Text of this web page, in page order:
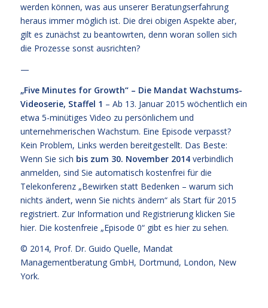
werden können, was aus unserer Beratungserfahrung
heraus immer möglich ist. Die drei obigen Aspekte aber,
gilt es zunächst zu beantowrten, denn woran sollen sich
die Prozesse sonst ausrichten?
—
„Five Minutes for Growth“ – Die Mandat Wachstums-
Videoserie, Staffel 1 – Ab 13. Januar 2015 wöchentlich ein
etwa 5-minütiges Video zu persönlichem und
unternehmerischen Wachstum. Eine Episode verpasst?
Kein Problem, Links werden bereitgestellt. Das Beste:
Wenn Sie sich bis zum 30. November 2014verbindlich
anmelden, sind Sie automatisch kostenfrei für die
Telekonferenz „Bewirken statt Bedenken – warum sich
nichts ändert, wenn Sie nichts ändern“als Start für 2015
registriert. Zur Information und Registrierung klicken Sie
hier. Die kostenfreie „Episode 0“ gibt es hier zu sehen.
© 2014, Prof. Dr. Guido Quelle, Mandat
Managementberatung GmbH, Dortmund, London, New
York.